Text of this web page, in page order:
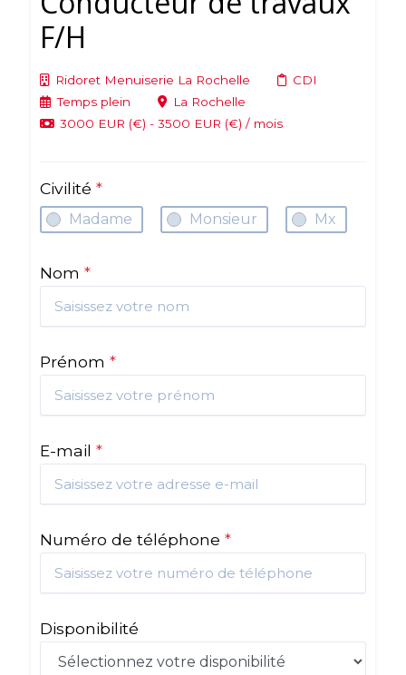
F/H
Ridoret Menuiserie La Rochelle
CDI
Temps plein
La Rochelle
3000 EUR (€) - 3500 EUR (€) / mois
Civilité *
Madame Monsieur Mx
Nom *
Prénom *
E-mail *
Numéro de téléphone *
Disponibilité